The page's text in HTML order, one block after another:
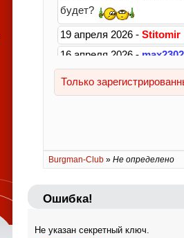
Burgman-Club » Не определено
Ошибка!
Не указан секретный ключ.